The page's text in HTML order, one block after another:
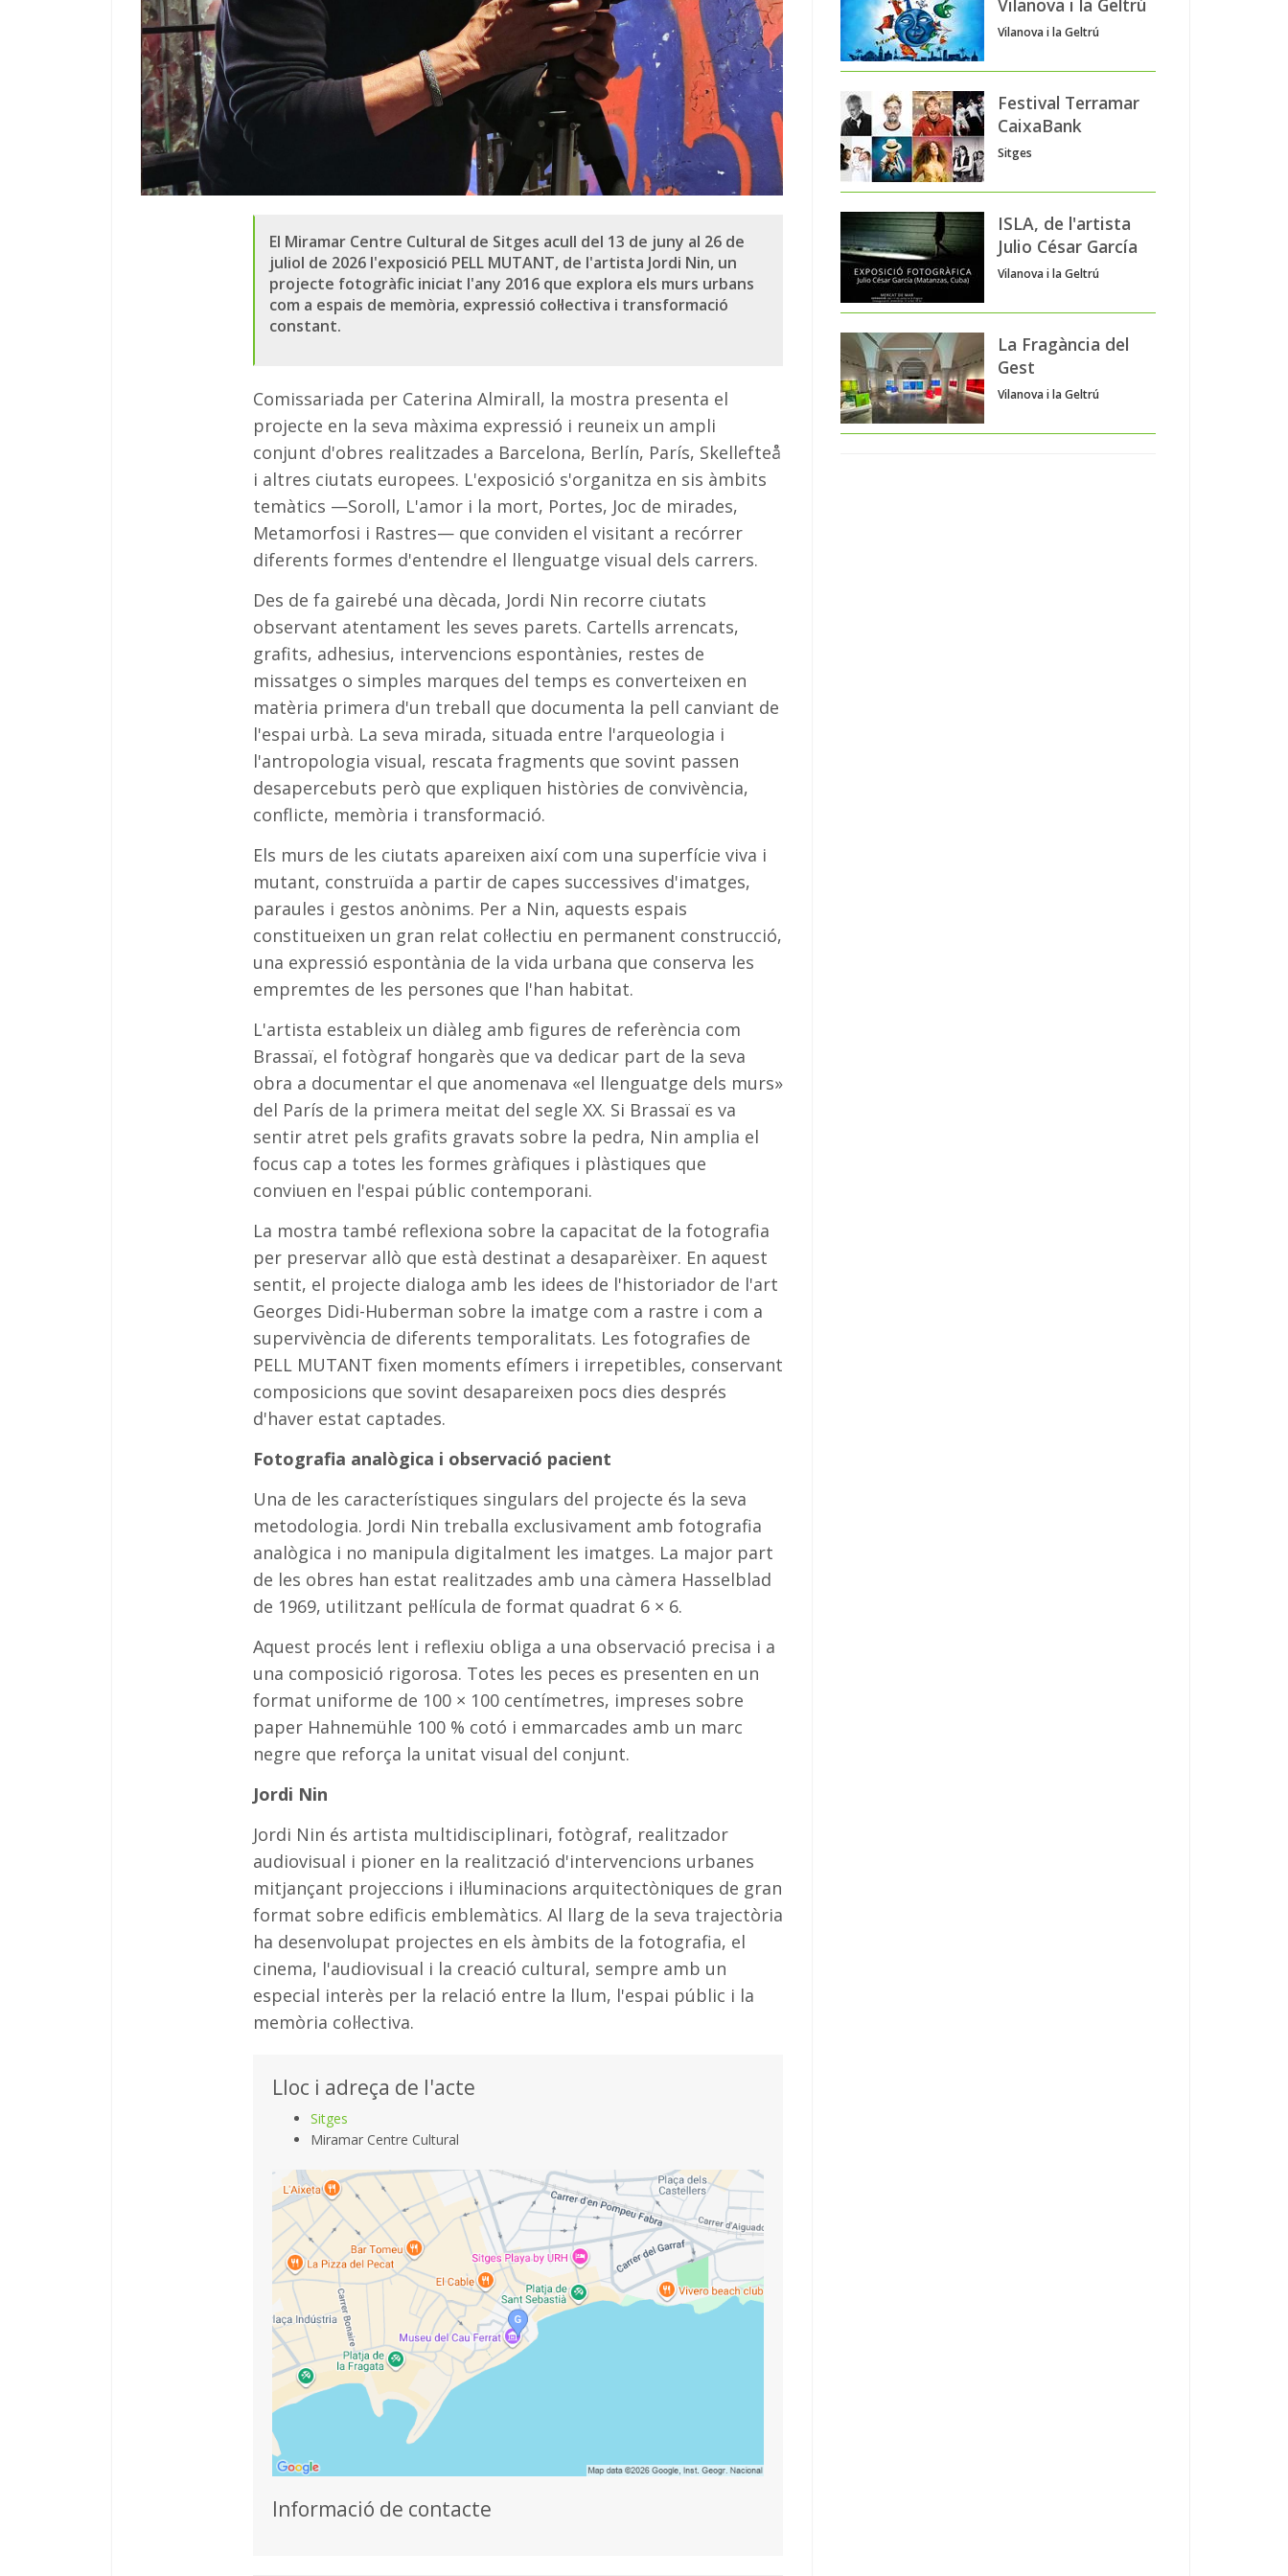
El Miramar Centre Cultural de Sitges acull del 13 de juny al 26 de
juliol de 2026 l'exposició PELL MUTANT, de l'artista Jordi Nin, un
projecte fotogràfic iniciat l'any 2016 que explora els murs urbans
com a espais de memòria, expressió col·lectiva i transformació
constant.
Comissariada per Caterina Almirall, la mostra presenta el
projecte en la seva màxima expressió i reuneix un ampli
conjunt d'obres realitzades a Barcelona, Berlín, París, Skellefteå
i altres ciutats europees. L'exposició s'organitza en sis àmbits
temàtics —Soroll, L'amor i la mort, Portes, Joc de mirades,
Metamorfosi i Rastres— que conviden el visitant a recórrer
diferents formes d'entendre el llenguatge visual dels carrers.
Des de fa gairebé una dècada, Jordi Nin recorre ciutats
observant atentament les seves parets. Cartells arrencats,
grafits, adhesius, intervencions espontànies, restes de
missatges o simples marques del temps es converteixen en
matèria primera d'un treball que documenta la pell canviant de
l'espai urbà. La seva mirada, situada entre l'arqueologia i
l'antropologia visual, rescata fragments que sovint passen
desapercebuts però que expliquen històries de convivència,
conflicte, memòria i transformació.
Els murs de les ciutats apareixen així com una superfície viva i
mutant, construïda a partir de capes successives d'imatges,
paraules i gestos anònims. Per a Nin, aquests espais
constitueixen un gran relat col·lectiu en permanent construcció,
una expressió espontània de la vida urbana que conserva les
empremtes de les persones que l'han habitat.
L'artista estableix un diàleg amb figures de referència com
Brassaï, el fotògraf hongarès que va dedicar part de la seva
obra a documentar el que anomenava «el llenguatge dels murs»
del París de la primera meitat del segle XX. Si Brassaï es va
sentir atret pels grafits gravats sobre la pedra, Nin amplia el
focus cap a totes les formes gràfiques i plàstiques que
conviuen en l'espai públic contemporani.
La mostra també reflexiona sobre la capacitat de la fotografia
per preservar allò que està destinat a desaparèixer. En aquest
sentit, el projecte dialoga amb les idees de l'historiador de l'art
Georges Didi-Huberman sobre la imatge com a rastre i com a
supervivència de diferents temporalitats. Les fotografies de
PELL MUTANT fixen moments efímers i irrepetibles, conservant
composicions que sovint desapareixen pocs dies després
d'haver estat captades.
Fotografia analògica i observació pacient
Una de les característiques singulars del projecte és la seva
metodologia. Jordi Nin treballa exclusivament amb fotografia
analògica i no manipula digitalment les imatges. La major part
de les obres han estat realitzades amb una càmera Hasselblad
de 1969, utilitzant pel·lícula de format quadrat 6 × 6.
Aquest procés lent i reflexiu obliga a una observació precisa i a
una composició rigorosa. Totes les peces es presenten en un
format uniforme de 100 × 100 centímetres, impreses sobre
paper Hahnemühle 100 % cotó i emmarcades amb un marc
negre que reforça la unitat visual del conjunt.
Jordi Nin
Jordi Nin és artista multidisciplinari, fotògraf, realitzador
audiovisual i pioner en la realització d'intervencions urbanes
mitjançant projeccions i il·luminacions arquitectòniques de gran
format sobre edificis emblemàtics. Al llarg de la seva trajectòria
ha desenvolupat projectes en els àmbits de la fotografia, el
cinema, l'audiovisual i la creació cultural, sempre amb un
especial interès per la relació entre la llum, l'espai públic i la
memòria col·lectiva.
Lloc i adreça de l'acte
Sitges
Miramar Centre Cultural
Informació de contacte
Vilanova i la Geltrú
Vilanova i la Geltrú
Festival Terramar
CaixaBank
Sitges
ISLA, de l'artista
Julio César García
Vilanova i la Geltrú
La Fragància del
Gest
Vilanova i la Geltrú